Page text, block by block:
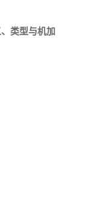
类型与机加